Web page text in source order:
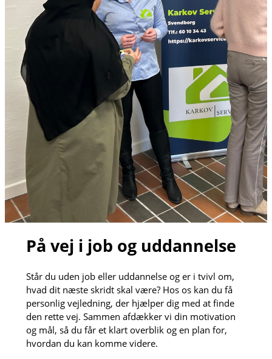
På vej i job og uddannelse
Står du uden job eller uddannelse og er i tvivl om,
hvad dit næste skridt skal være? Hos os kan du få
personlig vejledning, der hjælper dig med at finde
den rette vej. Sammen afdækker vi din motivation
og mål, så du får et klart overblik og en plan for,
hvordan du kan komme videre.